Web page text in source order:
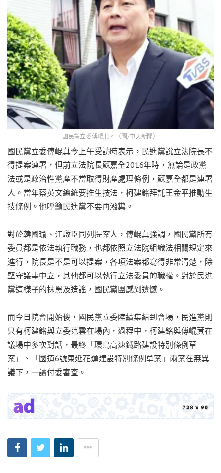
國民黨立委傅崐萁。（圖/中天新聞）
國民黨立委傅崐萁今上午受訪時表示，民進黨說立法院長不
得提案連署，但前立法院長蘇嘉全2016年時，無論是政黨
法或是政治性黨產不當取得財產處理條例，蘇嘉全都是連署
人。當年蔡英文總統要推生技法，柯建銘拜託王金平推動生
技條例。他呼籲民進黨不要再潑糞。
對於韓國瑜、江啟臣同列提案人，傅崐萁強調，國民黨所有
委員都是依法執行職務，也都依照立法院組織法相關規定來
進行，院長是不是可以提案，各項法案都寫得非常清楚，除
堅守議事中立，其他都可以執行立法委員的職權。對於民進
黨這樣子的抹黑及造謠，國民黨團感到遺憾。
而今日院會開始後，國民黨立委陸續集結到會場，民進黨則
只有柯建銘與立委范雲在場內，過程中，柯建銘與傅崐萁在
議場中多次對話，最終「環島高速鐵路建設特別條例草
案」、「國道6號東延花蓮建設特別條例草案」兩案在無異
議下，一讀付委審查。